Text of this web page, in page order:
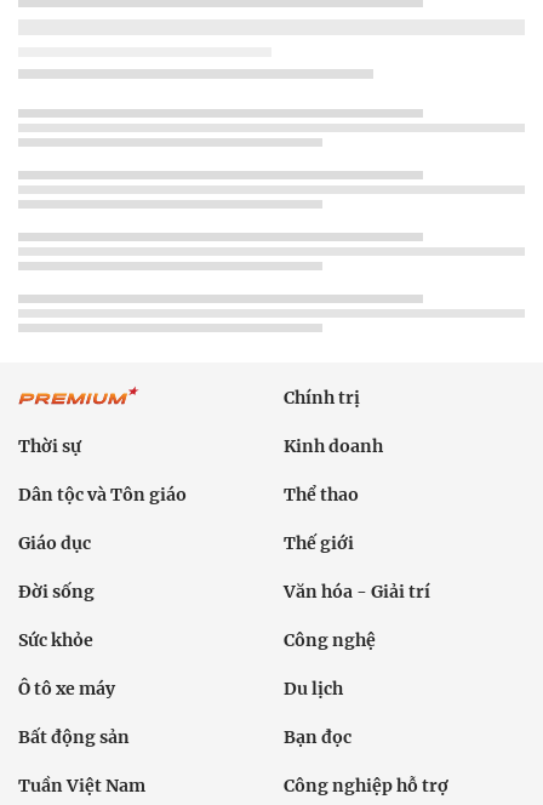
Chính trị
Thời sự Kinh doanh
Dân tộc và Tôn giáo Thể thao
Giáo dục Thế giới
Đời sống Văn hóa - Giải trí
Sức khỏe Công nghệ
Ô tô xe máy Du lịch
Bất động sản Bạn đọc
Tuần Việt Nam Công nghiệp hỗ trợ